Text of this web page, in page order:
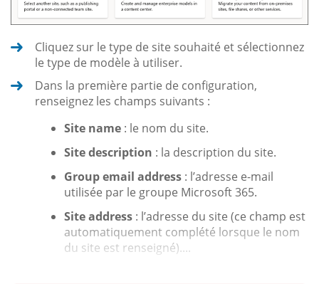
Cliquez sur le type de site souhaité et sélectionnez
le type de modèle à utiliser.
Dans la première partie de configuration,
renseignez les champs suivants :
Site name : le nom du site.
Site description : la description du site.
Group email address : l’adresse e-mail
utilisée par le groupe Microsoft 365.
Site address : l’adresse du site (ce champ est
automatiquement complété lorsque le nom
du site est renseigné)....